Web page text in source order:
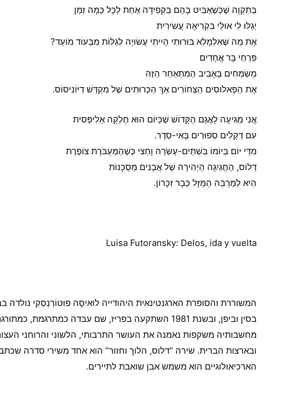
בְּתִקְוָה שֶׁכְּשֶׁאַבִּיט בָּהֶם בִּקְפִידָה אַחַת לְכָל כַּמָּה זְמַן
יְגַלּוּ לִי אוּלַי בִּקְרִיאָה עֲשִׂירִית
אֶת מַה שֶּׁאִלְמָלֵא בּוּרוּתִי הָיִיתִי עֲשׂוּיָה לְגַלּוֹת מִבְּעוֹד מוֹעֵד?
פִּרְחֵי בָּר אֲחָדִים
מְשַׂמְּחִים בָּאָבִיב הַמִּתְאַחֵר הַזֶּה
אֶת הַפָאלֹוסִים הַצְּחוֹרִים אַךְ הַכְּרוּתִים שֶׁל מִקְדַּשׁ דִיּוֹנִיסוֹס.
אֲנִי מַגִּיעָה לָאֲגַם הַקָּדוֹשׁ שֶׁכַּיּוֹם הוּא חֶלְקָה אֵלִיפְּסִית
עִם דְּקָלִים סְפוּרִים בְּאִי-סֵדֶר.
מִדֵּי יוֹם בְּיוֹמוֹ בִּשְׁתֵּים-עֶשְׂרֵה וָחֵצִי כְּשֶׁהַמַּעְבֹּרֶת צוֹפֶרֶת
דֵלוֹס, הַחֲגִיגָה הַיְהִירָה שֶׁל אֲבָנִים מְסֻכָּנוֹת
הִיא לְמַרְבֵּה הַמַּזָּל כְּבָר זִכָּרוֹן.
Luisa Futoransky: Delos, ida y vuelta
בסין וביפן, ובשנת 1981 השתקעה בפריז, שם עבדה
מחשבותיה משקפות נאמנה את העושר התרבותי, הלשוני והרוחני
ובארצות הברית. שירה “דלוס, הלוך וחזור” הוא אחד משירי סדרה
הארכיאולוגיים הוא משמש אבן שואבת לתיירים.